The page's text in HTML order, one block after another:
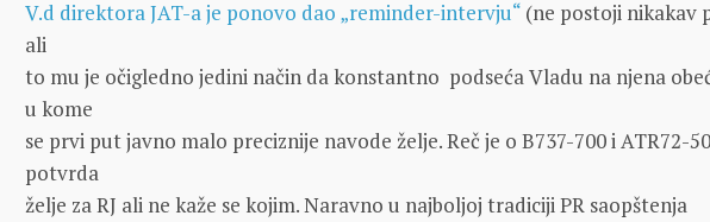
V.d direktora JAT-a je ponovo dao „reminder-intervju“ (ne postoji nikakav
ali
to mu je očigledno jedini način da konstantno podseća Vladu na njena
u kome
se prvi put javno malo preciznije navode želje. Reč je o B737-700 i ATR72-
potvrda
želje za RJ ali ne kaže se kojim. Naravno u najboljoj tradiciji PR saopštenja